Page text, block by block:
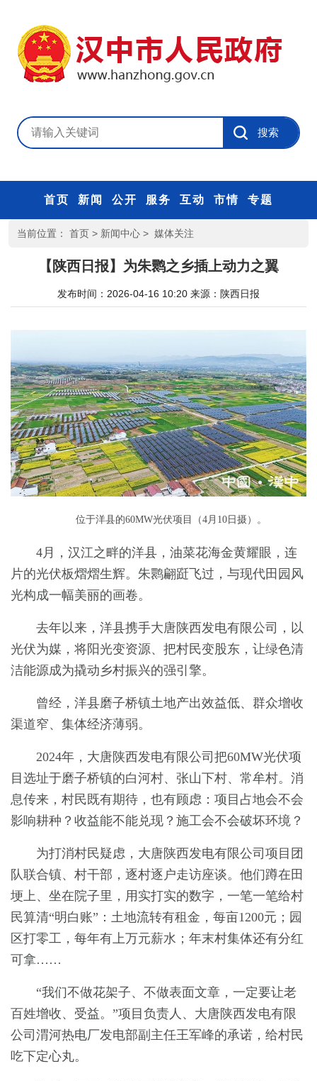
首页 新闻 公开 服务 互动 市情 专题
当前位置： 首页 > 新闻中心 > 媒体关注
【陕西日报】为朱鹮之乡插上动力之翼
发布时间：2026-04-16 10:20 来源： 陕西日报
位于洋县的60MW光伏项目（4月10日摄）。
4月，汉江之畔的洋县，油菜花海金黄耀眼，连
片的光伏板熠熠生辉。朱鹮翩跹飞过，与现代田园风
光构成一幅美丽的画卷。
去年以来，洋县携手大唐陕西发电有限公司，以
光伏为媒，将阳光变资源、把村民变股东，让绿色清
洁能源成为撬动乡村振兴的强引擎。
曾经，洋县磨子桥镇土地产出效益低、群众增收
渠道窄、集体经济薄弱。
2024年，大唐陕西发电有限公司把60MW光伏项
目选址于磨子桥镇的白河村、张山下村、常牟村。消
息传来，村民既有期待，也有顾虑：项目占地会不会
影响耕种？收益能不能兑现？施工会不会破坏环境？
为打消村民疑虑，大唐陕西发电有限公司项目团
队联合镇、村干部，逐村逐户走访座谈。他们蹲在田
埂上、坐在院子里，用实打实的数字，一笔一笔给村
民算清“明白账”：土地流转有租金，每亩1200元；园
区打零工，每年有上万元薪水；年末村集体还有分红
可拿……
“我们不做花架子、不做表面文章，一定要让老
百姓增收、受益。”项目负责人、大唐陕西发电有限
公司渭河热电厂发电部副主任王军峰的承诺，给村民
吃下定心丸。